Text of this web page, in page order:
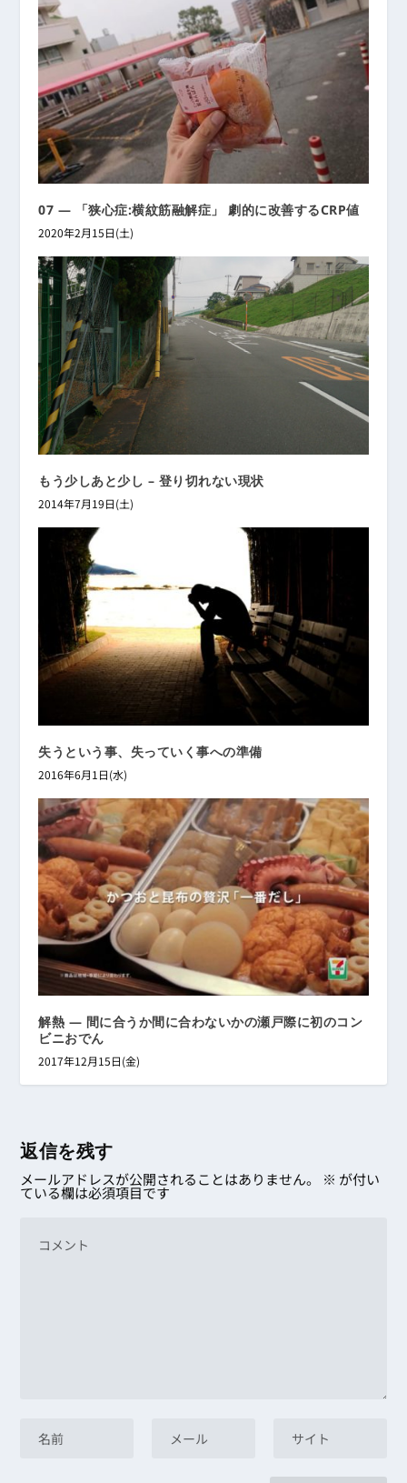
07 ― 「狭心症:横紋筋融解症」 劇的に改善するCRP値
2020年2月15日(土)
もう少しあと少し – 登り切れない現状
2014年7月19日(土)
失うという事、失っていく事への準備
2016年6月1日(水)
解熱 ― 間に合うか間に合わないかの瀬戸際に初のコン
ビニおでん
2017年12月15日(金)
返信を残す
メールアドレスが公開されることはありません。 ※ が付い
ている欄は必須項目です